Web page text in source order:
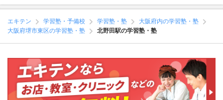
エキテン 学習塾・予備校 学習塾・塾
大阪府内の学習塾・塾
大阪府堺市東区の学習塾・塾
北野田駅の学習塾・塾